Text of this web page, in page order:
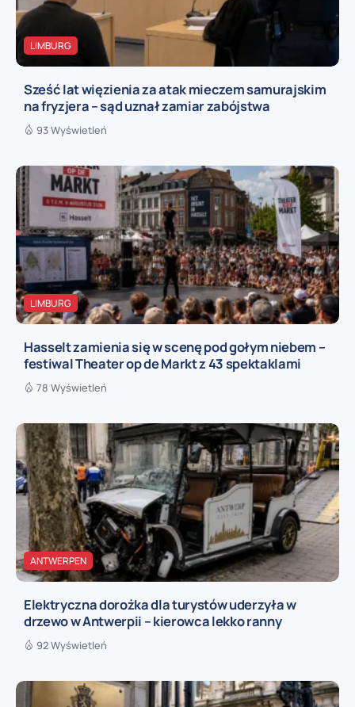
LIMBURG
Sześć lat więzienia za atak mieczem samurajskim
na fryzjera – sąd uznał zamiar zabójstwa
93 Wyświetleń
LIMBURG
Hasselt zamienia się w scenę pod gołym niebem –
festiwal Theater op de Markt z 43 spektaklami
78 Wyświetleń
ANTWERPEN
Elektryczna dorożka dla turystów uderzyła w
drzewo w Antwerpii – kierowca lekko ranny
92 Wyświetleń